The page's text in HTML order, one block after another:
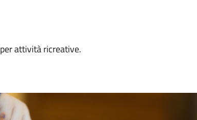
attività ricreative.